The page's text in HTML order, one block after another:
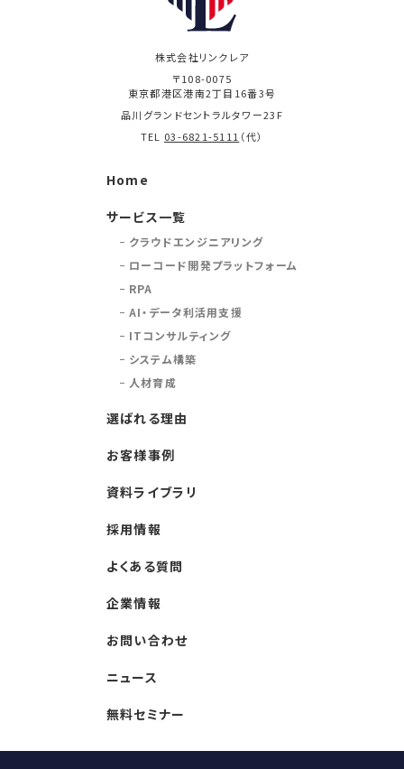
株式会社リンクレア
〒108-0075
東京都港区港南2丁目16番3号
品川グランドセントラルタワー23F
TEL 03-6821-5111 （代）
Home
サービス一覧
クラウドエンジニアリング
ローコード開発プラットフォーム
RPA
AI・データ利活用支援
ITコンサルティング
システム構築
人材育成
選ばれる理由
お客様事例
資料ライブラリ
採用情報
よくある質問
企業情報
お問い合わせ
ニュース
無料セミナー